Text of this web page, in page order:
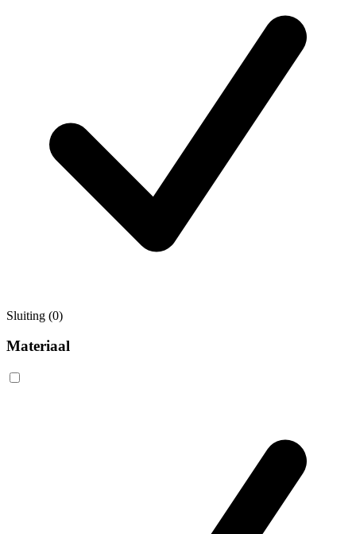
Sluiting (0)
Materiaal